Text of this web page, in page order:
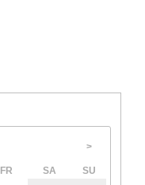
>
FR SA SU